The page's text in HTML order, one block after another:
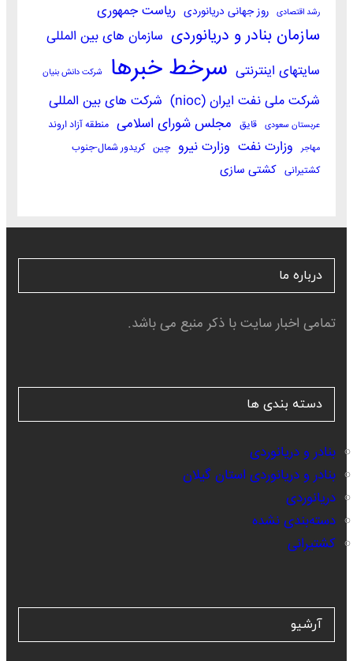
رشد اقتصادی
روز جهانی دریانوردی ریاست جمهوری
سازمان بنادر و دریانوردی سازمان های بین المللی
سایتهای اینترنتی سرخط خبرها شرکت دانش بنیان
شرکت ملی نفت ایران (nioc) شرکت های بین المللی
عربستان سعودی قایق مجلس شورای اسلامی منطقه آزاد اروند
مهاجر وزارت نفت وزارت نیرو چین کریدور شمال-جنوب
کشتیرانی کشتی سازی
درباره ما
تمامی اخبار سایت با ذکر منبع می باشد.
دسته بندی ها
بنادر و دریانوردی
بنادر و دریانوردی استان گیلان
دریانوردی
دسته‌بندی نشده
کشتیرانی
آرشیو